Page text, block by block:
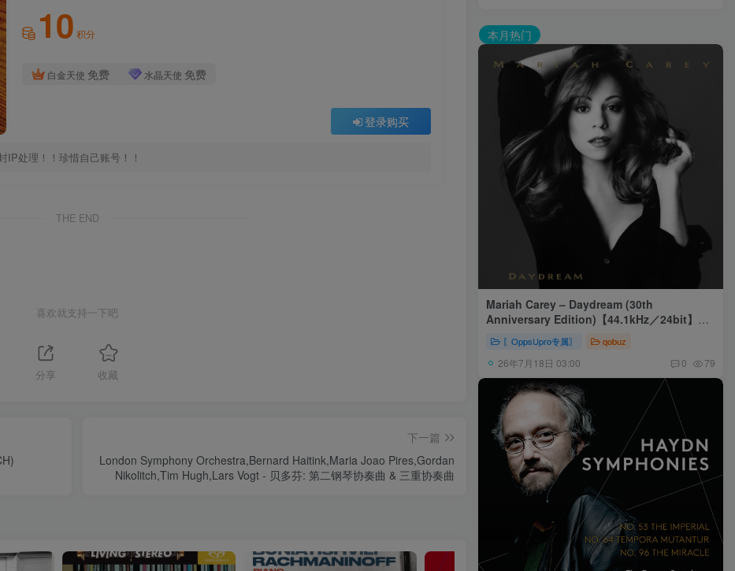
10 积分
白金天使 免费 水晶天使 免费
登录购买
处理！！珍惜自己账号！！
THE END
喜欢就支持一下吧
分享 收藏
下一篇
London Symphony Orchestra,Bernard Haitink,Maria Joao Pires,Gordan
Nikolitch,Tim Hugh,Lars Vogt - 贝多芬: 第二钢琴协奏曲 & 三重协奏曲
本月热门
Mariah Carey – Daydream (30th
Anniversary Edition)【44.1kHz／24bit】美
〖OppsUpro专属〗 qobuz
26年7月18日 03:00 0 79